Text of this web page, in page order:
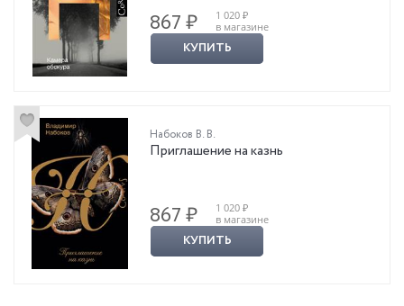
867 ₽
1 020 ₽
в магазине
КУПИТЬ
Набоков В. В.
Приглашение на казнь
867 ₽
1 020 ₽
в магазине
КУПИТЬ